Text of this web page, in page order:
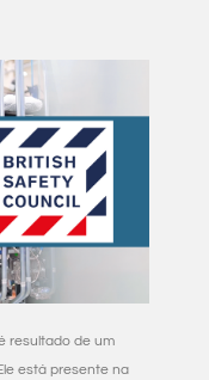
resultado de um
está presente na